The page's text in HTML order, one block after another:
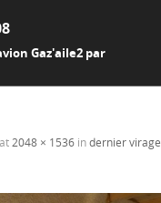
Gaz'aile2 par
at 2048 × 1536 indernier virage